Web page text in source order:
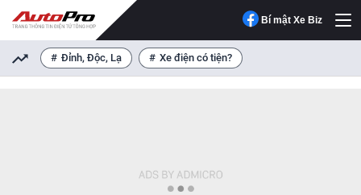
Bí mật Xe Biz
Đỉnh, Độc, Lạ Xe điện có tiện?